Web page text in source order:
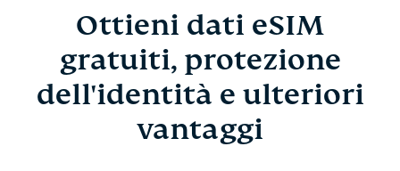
Ottieni dati eSIM
gratuiti, protezione
dell'identità e ulteriori
vantaggi